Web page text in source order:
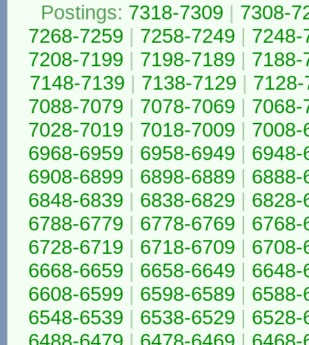
Postings: 7318-7309 | 7308-
7268-7259 | 7258-7249 | 7248-
7208-7199 | 7198-7189 | 7188-
7148-7139 | 7138-7129 | 7128-
7088-7079 | 7078-7069 | 7068-
7028-7019 | 7018-7009 | 7008-
6968-6959 | 6958-6949 | 6948-
6908-6899 | 6898-6889 | 6888-
6848-6839 | 6838-6829 | 6828-
6788-6779 | 6778-6769 | 6768-
6728-6719 | 6718-6709 | 6708-
6668-6659 | 6658-6649 | 6648-
6608-6599 | 6598-6589 | 6588-
6548-6539 | 6538-6529 | 6528-